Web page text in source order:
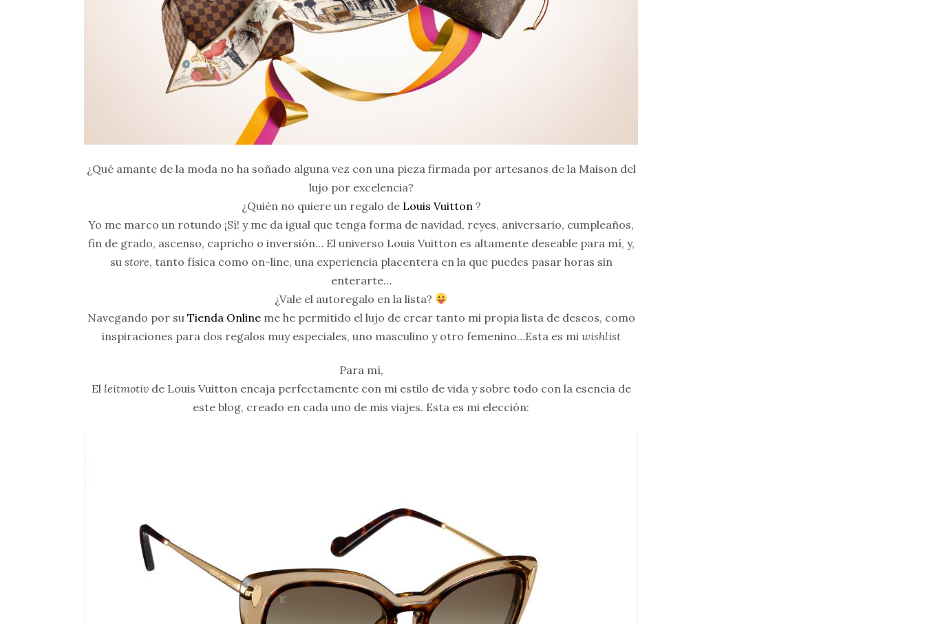
¿Qué amante de la moda no ha soñado alguna vez con una pieza firmada por artesanos de la Maison del
lujo por excelencia?
¿Quién no quiere un regalo de Louis Vuitton ?
Yo me marco un rotundo ¡Sí! y me da igual que tenga forma de navidad, reyes, aniversario, cumpleaños,
fin de grado, ascenso, capricho o inversión… El universo Louis Vuitton es altamente deseable para mí, y,
su store, tanto física como on-line, una experiencia placentera en la que puedes pasar horas sin
enterarte…
¿Vale el autoregalo en la lista?
Navegando por su Tienda Onlineme he permitido el lujo de crear tanto mi propia lista de deseos, como
inspiraciones para dos regalos muy especiales, uno masculino y otro femenino…Esta es mi wishlist
Para mí,
El leitmotivde Louis Vuitton encaja perfectamente con mi estilo de vida y sobre todo con la esencia de
este blog, creado en cada uno de mis viajes. Esta es mi elección: